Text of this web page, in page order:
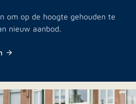
om op de hoogte gehouden te
nieuw aanbod.